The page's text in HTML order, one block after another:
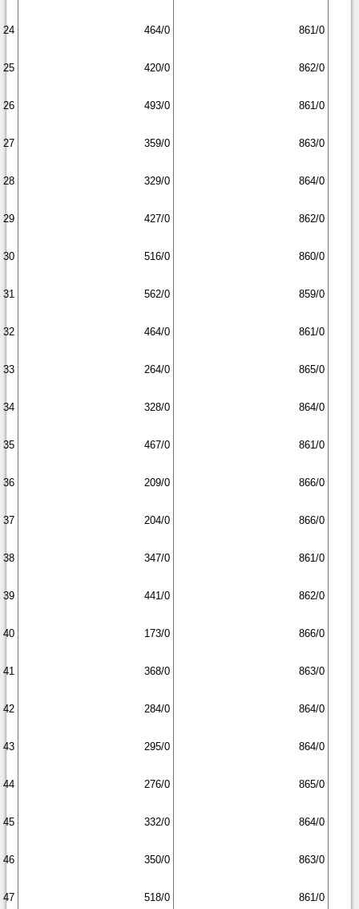
861/0
862/0
861/0
863/0
864/0
862/0
860/0
859/0
861/0
865/0
864/0
861/0
866/0
866/0
861/0
862/0
866/0
863/0
864/0
864/0
865/0
864/0
863/0
861/0
464/0
420/0
493/0
359/0
329/0
427/0
516/0
562/0
464/0
264/0
328/0
467/0
209/0
204/0
347/0
441/0
173/0
368/0
284/0
295/0
276/0
332/0
350/0
518/0
24
25
26
27
28
29
30
31
32
33
34
35
36
37
38
39
40
41
42
43
44
45
46
47